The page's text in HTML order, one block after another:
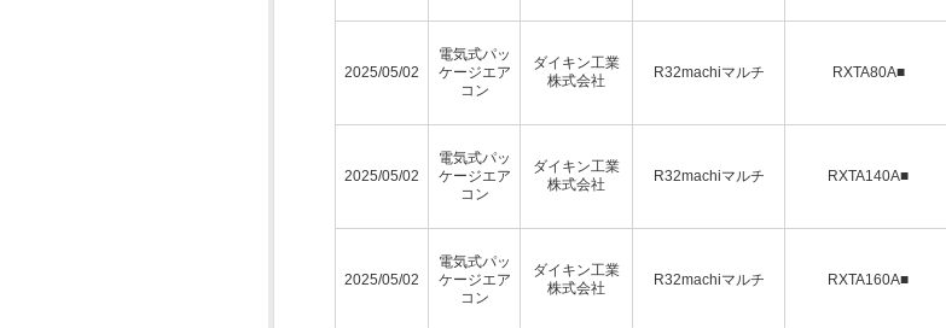
2025/05/02
電気式パッ
ケージエア
コン
ダイキン工業
株式会社
R32machiマルチ RXTA80A■
2025/05/02
電気式パッ
ケージエア
コン
ダイキン工業
株式会社
R32machiマルチ RXTA140A■
2025/05/02
電気式パッ
ケージエア
コン
ダイキン工業
株式会社
R32machiマルチ RXTA160A■